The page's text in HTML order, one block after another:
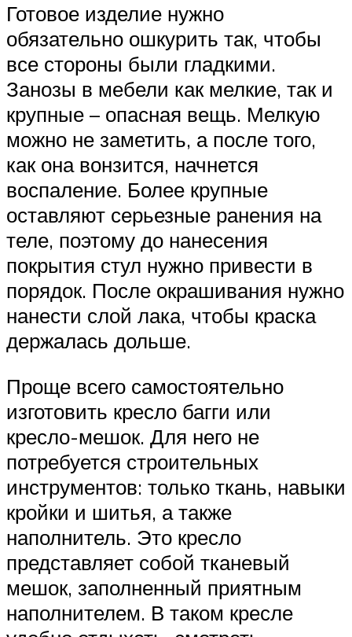
Готовое изделие нужно
обязательно ошкурить так, чтобы
все стороны были гладкими.
Занозы в мебели как мелкие, так и
крупные – опасная вещь. Мелкую
можно не заметить, а после того,
как она вонзится, начнется
воспаление. Более крупные
оставляют серьезные ранения на
теле, поэтому до нанесения
покрытия стул нужно привести в
порядок. После окрашивания нужно
нанести слой лака, чтобы краска
держалась дольше.
Проще всего самостоятельно
изготовить кресло багги или
кресло-мешок. Для него не
потребуется строительных
инструментов: только ткань, навыки
кройки и шитья, а также
наполнитель. Это кресло
представляет собой тканевый
мешок, заполненный приятным
наполнителем. В таком кресле